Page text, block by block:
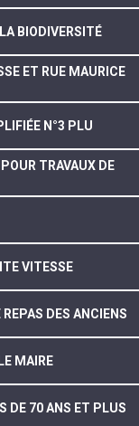
BIODIVERSITÉ
ET RUE MAURICE
N°3 PLU
TRAVAUX DE
VITESSE
DES ANCIENS
MAIRE
DE 70 ANS ET PLUS